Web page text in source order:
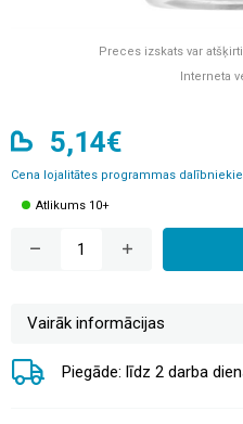
Preces izskats var
Interneta
5,14€
Cena lojalitātes programmas
Atlikums 10+
Vairāk informācijas
Piegāde: līdz 2 darba